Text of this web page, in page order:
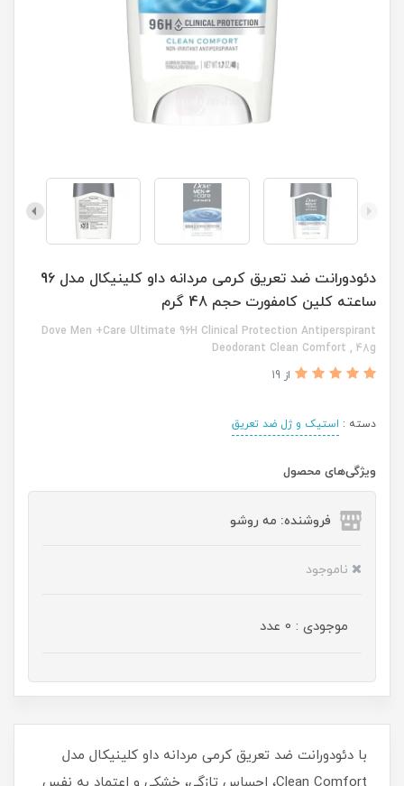
دئودورانت ضد تعریق کرمی مردانه داو کلینیکال مدل 96
ساعته کلین کامفورت حجم 48 گرم
Dove Men +Care Ultimate 96H Clinical Protection Antiperspirant
Deodorant Clean Comfort , 48g
از 19
دسته : استیک و ژل ضد تعریق
ویژگی‌های محصول
فروشنده: مه رو‌شو
ناموجود
موجودی : 0 عدد
با دئودورانت ضد تعریق کرمی مردانه داو کلینیکال مدل